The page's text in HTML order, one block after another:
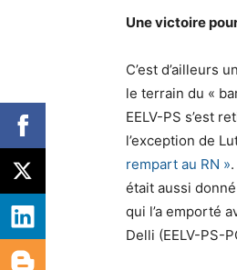
Une victoire
C’est d’ailleurs
le terrain du «
EELV-PS s’est
l’exception de
rempart au RN »
était aussi
qui l’a emporté
Delli (EELV-PS-